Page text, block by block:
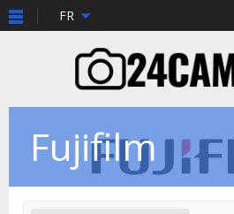
FR
Fujifilm